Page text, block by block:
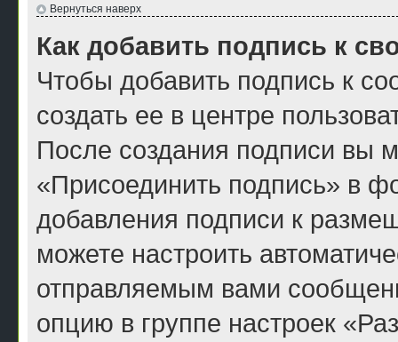
Вернуться наверх
Как добавить подпись к
Чтобы добавить подпись к
создать ее в центре
После создания подписи вы
«Присоединить подпись» в
добавления подписи к
можете настроить
отправляемым вами
опцию в группе настроек